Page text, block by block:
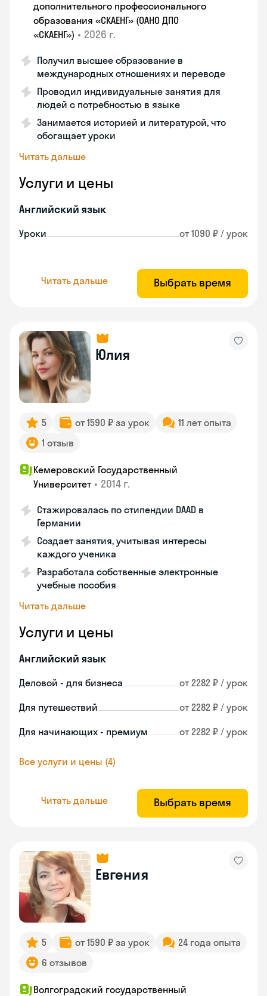
дополнительного профессионального
образования «СКАЕНГ» (ОАНО ДПО
«СКАЕНГ») • 2026 г.
Получил высшее образование в
международных отношениях и переводе
Проводил индивидуальные занятия для
людей с потребностью в языке
Занимается историей и литературой, что
обогащает уроки
Читать дальше
Услуги и цены
Английский язык
Уроки от 1090 ₽ / урок
Читать дальше Выбрать время
Юлия
5 от 1590 ₽ за урок
11 лет опыта
1 отзыв
Кемеровский Государственный
Университет • 2014 г.
Стажировалась по стипендии DAAD в
Германии
Создает занятия, учитывая интересы
каждого ученика
Разработала собственные электронные
учебные пособия
Читать дальше
Услуги и цены
Английский язык
Деловой - для бизнеса от 2282 ₽ / урок
Для путешествий от 2282 ₽ / урок
Для начинающих - премиум от 2282 ₽ / урок
Все услуги и цены (4)
Читать дальше Выбрать время
Евгения
5 от 1590 ₽ за урок
24 года опыта
6 отзывов
Волгоградский государственный